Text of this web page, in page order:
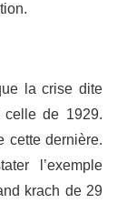
la crise dite
de 1929.
cette dernière.
l’exemple
krach de 29